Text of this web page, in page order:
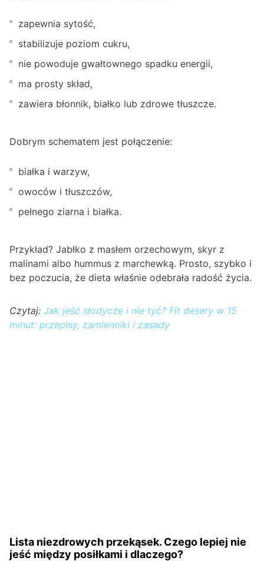
zapewnia sytość,
stabilizuje poziom cukru,
nie powoduje gwałtownego spadku energii,
ma prosty skład,
zawiera błonnik, białko lub zdrowe tłuszcze.
Dobrym schematem jest połączenie:
białka i warzyw,
owoców i tłuszczów,
pełnego ziarna i białka.
Przykład? Jabłko z masłem orzechowym, skyr z
malinami albo hummus z marchewką. Prosto, szybko i
bez poczucia, że dieta właśnie odebrała radość życia.
Czytaj: Jak jeść słodycze i nie tyć? Fit desery w 15
minut: przepisy, zamienniki i zasady
Lista niezdrowych przekąsek. Czego lepiej nie
jeść między posiłkami i dlaczego?